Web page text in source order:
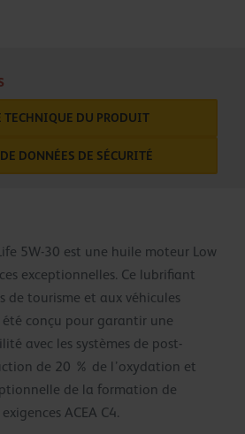
TECHNIQUE DU PRODUIT
DONNÉES DE SÉCURITÉ
5W-30 est une huile moteur Low
exceptionnelles. Ce lubrifiant
de tourisme et aux véhicules
conçu pour garantir une
avec les systèmes de post-
de 20 % de l’oxydation et
de la formation de
ACEA C4.